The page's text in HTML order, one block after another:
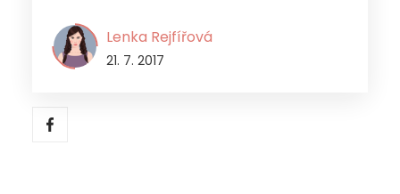
Lenka Rejfířová
21. 7. 2017